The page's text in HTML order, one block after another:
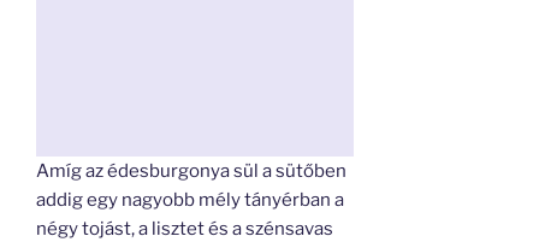
Amíg az édesburgonya sül a sütőben
addig egy nagyobb mély tányérban a
négy tojást, a lisztet és a szénsavas